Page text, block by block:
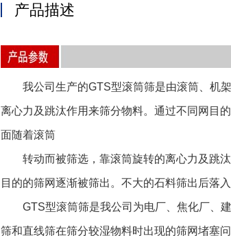
产品描述
我公司生产的GTS型滚筒筛是由滚筒、机架
离心力及跳汰作用来筛分物料。通过不同网目
面随着滚筒
转动而被筛选，靠滚筒旋转的离心力及跳汰
目的的筛网逐渐被筛出。不大的石料筛出后落
GTS型滚筒筛是我公司为电厂、焦化厂、建
筛和直线筛在筛分较湿物料时出现的筛网堵塞